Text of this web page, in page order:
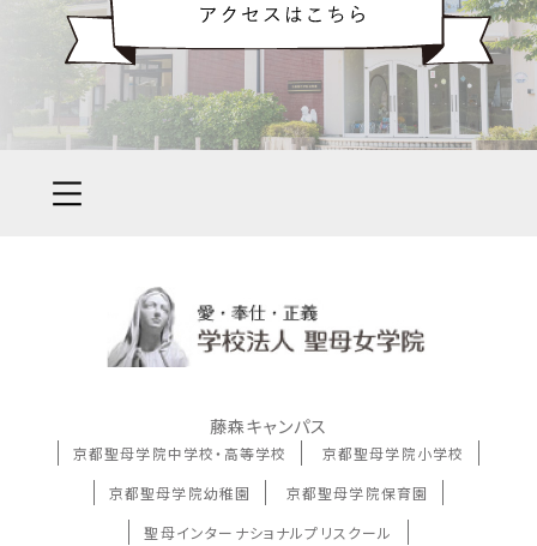
藤森キャンパス
京都聖母学院中学校・高等学校
京都聖母学院小学校
京都聖母学院幼稚園
京都聖母学院保育園
聖母インターナショナルプリスクール